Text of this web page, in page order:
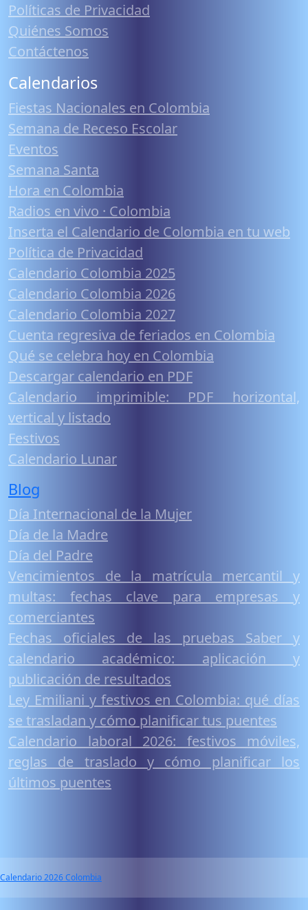
Políticas de Privacidad
Quiénes Somos
Contáctenos
Calendarios
Fiestas Nacionales en Colombia
Semana de Receso Escolar
Eventos
Semana Santa
Hora en Colombia
Radios en vivo · Colombia
Inserta el Calendario de Colombia en tu web
Política de Privacidad
Calendario Colombia 2025
Calendario Colombia 2026
Calendario Colombia 2027
Cuenta regresiva de feriados en Colombia
Qué se celebra hoy en Colombia
Descargar calendario en PDF
Calendario imprimible: PDF horizontal,
vertical y listado
Festivos
Calendario Lunar
Blog
Día Internacional de la Mujer
Día de la Madre
Día del Padre
Vencimientos de la matrícula mercantil y
multas: fechas clave para empresas y
comerciantes
Fechas oficiales de las pruebas Saber y
calendario académico: aplicación y
publicación de resultados
Ley Emiliani y festivos en Colombia: qué días
se trasladan y cómo planificar tus puentes
Calendario laboral 2026: festivos móviles,
reglas de traslado y cómo planificar los
últimos puentes
Calendario 2026 Colombia